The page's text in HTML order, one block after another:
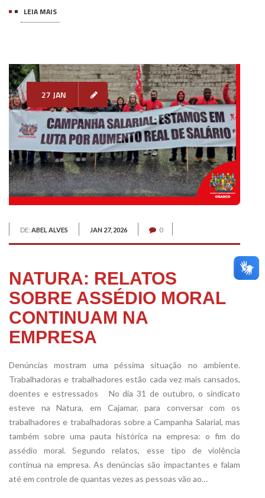
LEIA MAIS
27 JAN
DE: ABEL ALVES JAN 27, 2026 0
NATURA: RELATOS
SOBRE ASSÉDIO MORAL
CONTINUAM NA
EMPRESA
Denúncias mostram uma péssima situação no ambiente.
Trabalhadoras e trabalhadores estão cada vez mais cansados,
doentes e estressados No dia 31 de outubro, o sindicato
esteve na Natura, em Cajamar, para conversar com os
trabalhadores e trabalhadoras sobre a Campanha Salarial, mas
também sobre uma pauta histórica na empresa: o fim do
assédio moral. Segundo relatos, esse tipo de violência
continua na empresa. As denúncias são impactantes e falam
até em controle de quantas vezes as pessoas vão ao…